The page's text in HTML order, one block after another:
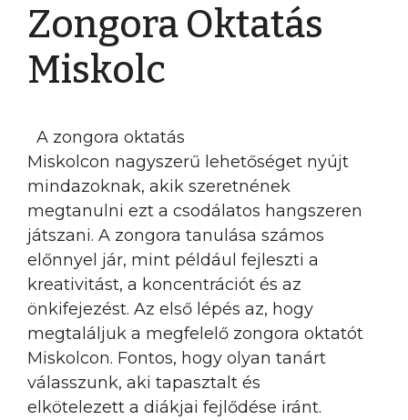
Zongora Oktatás
Miskolc
A zongora oktatás
Miskolcon nagyszerű lehetőséget nyújt
mindazoknak, akik szeretnének
megtanulni ezt a csodálatos hangszeren
játszani. A zongora tanulása számos
előnnyel jár, mint például fejleszti a
kreativitást, a koncentrációt és az
önkifejezést. Az első lépés az, hogy
megtaláljuk a megfelelő zongora oktatót
Miskolcon. Fontos, hogy olyan tanárt
válasszunk, aki tapasztalt és
elkötelezett a diákjai fejlődése iránt.